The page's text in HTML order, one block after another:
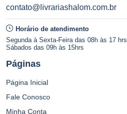
contato@livrariashalom.com.br
Horário de atendimento
Segunda à Sexta-Feira das 08h às 17 hrs
Sábados das 09h às 15hrs
Páginas
Página Inicial
Fale Conosco
Minha Conta